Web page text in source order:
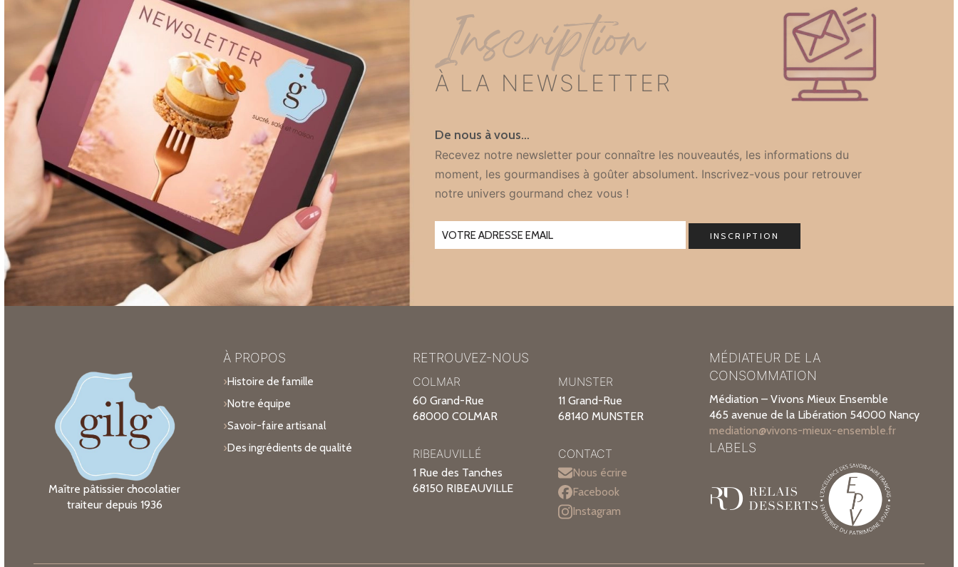
Inscription
À LA NEWSLETTER
De nous à vous…
Recevez notre newsletter pour connaître les nouveautés, les informations du
moment, les gourmandises à goûter absolument. Inscrivez-vous pour retrouver
notre univers gourmand chez vous !
Maître pâtissier chocolatier
traiteur depuis 1936
À PROPOS
Histoire de famille
Notre équipe
Savoir-faire artisanal
Des ingrédients de qualité
RETROUVEZ-NOUS
COLMAR
60 Grand-Rue
68000 COLMAR
MUNSTER
11 Grand-Rue
68140 MUNSTER
RIBEAUVILLÉ
1 Rue des Tanches
68150 RIBEAUVILLE
CONTACT
Nous écrire
Facebook
Instagram
MÉDIATEUR DE LA
CONSOMMATION
Médiation – Vivons Mieux Ensemble
465 avenue de la Libération 54000 Nancy
mediation@vivons-mieux-ensemble.fr
LABELS